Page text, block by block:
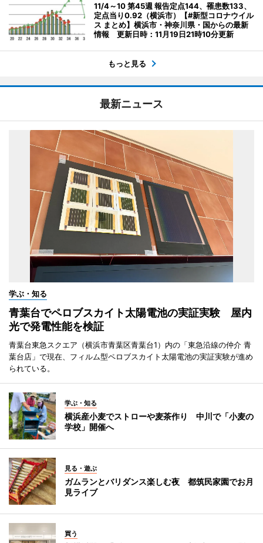
11/4～10 第45週 報告定点144、罹患数133、
定点当り0.92（横浜市）【#新型コロナウイル
ス まとめ】横浜市・神奈川県・国からの最新
情報 更新日時：11月19日21時10分更新
もっと見る
最新ニュース
学ぶ・知る
青葉台でペロブスカイト太陽電池の実証実験 屋内
光で発電性能を検証
青葉台東急スクエア（横浜市青葉区青葉台1）内の「東急沿線の仲介 青
葉台店」で現在、フィルム型ペロブスカイト太陽電池の実証実験が進め
られている。
学ぶ・知る
横浜産小麦でストローや麦茶作り 中川で「小麦の
学校」開催へ
見る・遊ぶ
ガムランとバリダンス楽しむ夜 都筑民家園でお月
見ライブ
買う